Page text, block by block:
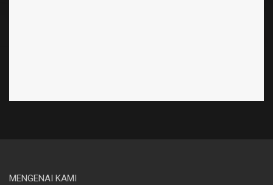
MENGENAI KAMI